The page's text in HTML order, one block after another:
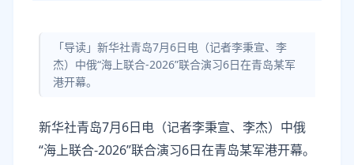
「导读」新华社青岛7月6日电（记者李秉宣、李
杰）中俄“海上联合-2026”联合演习6日在青岛某军
港开幕。
新华社青岛7月6日电（记者李秉宣、李杰）中俄
“海上联合-2026”联合演习6日在青岛某军港开幕。